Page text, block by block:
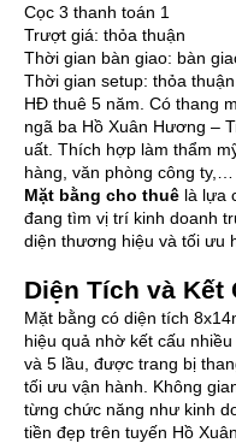
Cọc 3 thanh toán 1
Trượt giá: thỏa thuận
Thời gian bàn giao: bàn
Thời gian setup: thỏa thuận
HĐ thuê 5 năm. Có thang
ngã ba Hồ Xuân Hương –
uất. Thích hợp làm thẩm
hàng, văn phòng công ty,…
Mặt bằng cho thuê là lựa
đang tìm vị trí kinh doanh
diện thương hiệu và tối ưu
Diện Tích và Kết
Mặt bằng có diện tích
hiệu quả nhờ kết cấu
và 5 lầu, được trang bị
tối ưu vận hành. Không
từng chức năng như kinh
tiền đẹp trên tuyến Hồ